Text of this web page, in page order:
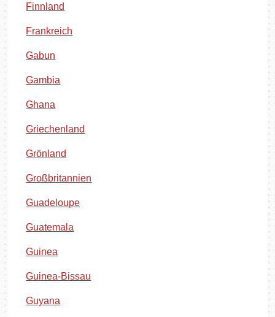
Finnland
Frankreich
Gabun
Gambia
Ghana
Griechenland
Grönland
Großbritannien
Guadeloupe
Guatemala
Guinea
Guinea-Bissau
Guyana